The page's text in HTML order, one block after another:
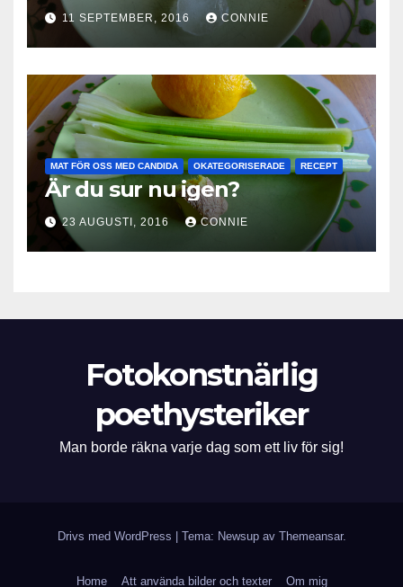
11 SEPTEMBER, 2016 CONNIE
MAT FÖR OSS MED CANDIDA OKATEGORISERADE RECEPT
Är du sur nu igen?
23 AUGUSTI, 2016 CONNIE
Fotokonstnärlig
poethysteriker
Man borde räkna varje dag som ett liv för sig!
Drivs med WordPress Tema: Newsup av Themeansar.
Home Att använda bilder och texter Om mig